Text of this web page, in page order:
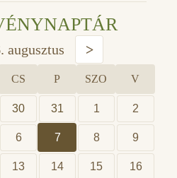
augusztus >
CS P SZO V
30 31 1 2
6 7 8 9
13 14 15 16